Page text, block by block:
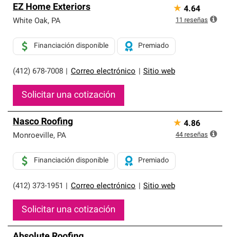
EZ Home Exteriors
White Oak, PA
(412) 678-7008 Correo electrónico Sitio web
Financiación disponible Premiado
Solicitar una cotización
★ 4.64
11 reseñas
Nasco Roofing
Monroeville, PA
(412) 373-1951 Correo electrónico Sitio web
Financiación disponible Premiado
Solicitar una cotización
★ 4.86
44 reseñas